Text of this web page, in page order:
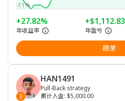
-11%
+27.82%
年收益率
+$1,112.83
年盈亏
跟单
3
HAN1491
Pull-Back strategy
累计入金: $5,000.00